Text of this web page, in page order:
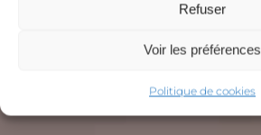
Refuser
Voir les préférences
Politique de cookies